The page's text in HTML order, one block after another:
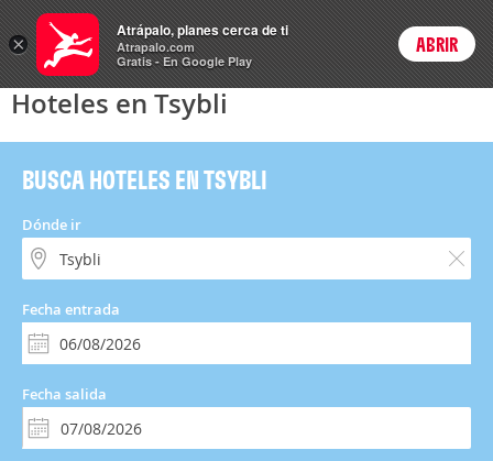
Hoteles Login
Hoteles en Tsybli
BUSCA HOTELES EN TSYBLI
Dónde ir
Fecha entrada
Fecha salida
×
Atrápalo, planes cerca de ti
Atrapalo.com
Gratis - En Google Play
ABRIR